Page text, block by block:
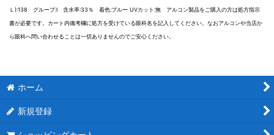
Ｌ):138 グループ:I 含水率:33％ 着色:ブルー UVカット:無 アルコン製品をご購入の方は処方指示
書が必要です。カート内備考欄に処方を受けている眼科名を記入してください。なおアルコンや当店か
ら眼科へ問い合わせることは一切ありませんのでご安心ください。
ホーム
新規登録